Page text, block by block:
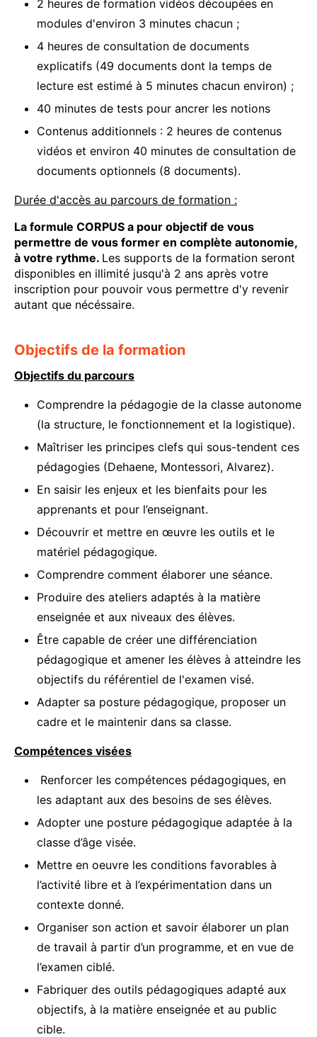
2 heures de formation vidéos découpées en
modules d'environ 3 minutes chacun ;
4 heures de consultation de documents
explicatifs (49 documents dont la temps de
lecture est estimé à 5 minutes chacun environ) ;
40 minutes de tests pour ancrer les notions
Contenus additionnels : 2 heures de contenus
vidéos et environ 40 minutes de consultation de
documents optionnels (8 documents).
Durée d'accès au parcours de formation :
La formule CORPUS a pour objectif de vous
permettre de vous former en complète autonomie,
à votre rythme. Les supports de la formation seront
disponibles en illimité jusqu'à 2 ans après votre
inscription pour pouvoir vous permettre d'y revenir
autant que nécéssaire.
Objectifs de la formation
Objectifs du parcours
Comprendre la pédagogie de la classe autonome
(la structure, le fonctionnement et la logistique).
Maîtriser les principes clefs qui sous-tendent ces
pédagogies (Dehaene, Montessori, Alvarez).
En saisir les enjeux et les bienfaits pour les
apprenants et pour l’enseignant.
Découvrir et mettre en œuvre les outils et le
matériel pédagogique.
Comprendre comment élaborer une séance.
Produire des ateliers adaptés à la matière
enseignée et aux niveaux des élèves.
Être capable de créer une différenciation
pédagogique et amener les élèves à atteindre les
objectifs du référentiel de l'examen visé.
Adapter sa posture pédagogique, proposer un
cadre et le maintenir dans sa classe.
Compétences visées
Renforcer les compétences pédagogiques, en
les adaptant aux des besoins de ses élèves.
Adopter une posture pédagogique adaptée à la
classe d’âge visée.
Mettre en oeuvre les conditions favorables à
l’activité libre et à l’expérimentation dans un
contexte donné.
Organiser son action et savoir élaborer un plan
de travail à partir d’un programme, et en vue de
l’examen ciblé.
Fabriquer des outils pédagogiques adapté aux
objectifs, à la matière enseignée et au public
cible.